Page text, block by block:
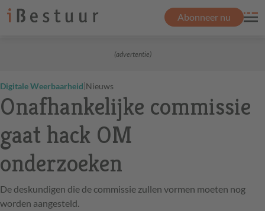
Abonneer nu
(advertentie)
Digitale Weerbaarheid|Nieuws
Onafhankelijke commissie
gaat hack OM
onderzoeken
De deskundigen die de commissie zullen vormen moeten nog
worden aangesteld.